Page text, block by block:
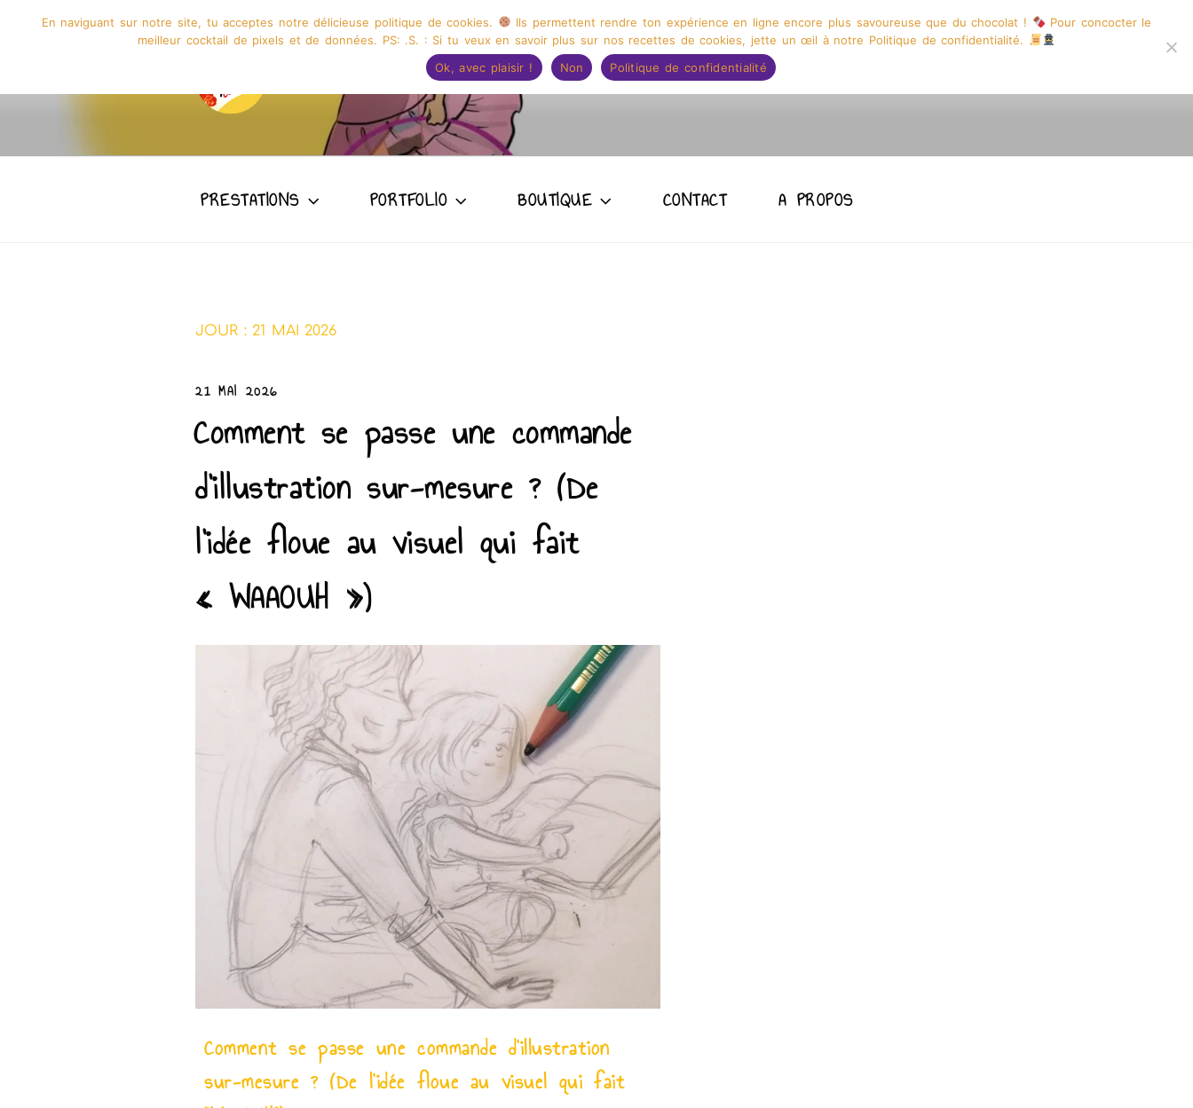
GRAPHISME ILLUSTRATION CAPUCINE DESSINE
PRESTATIONS PORTFOLIO BOUTIQUE CONTACT A PROPOS
JOUR : 21 MAI 2026
21 MAI 2026
Comment se passe une commande
d’illustration sur-mesure ? (De
l’idée floue au visuel qui fait
« WAAOUH »)
Comment se passe une commande d'illustration
sur-mesure ? (De l'idée floue au visuel qui fait
En naviguant sur notre site, tu acceptes notre délicieuse politique de cookies. Ils permettent rendre ton expérience en ligne encore plus savoureuse que du chocolat !
Pour concocter le
meilleur cocktail de pixels et de données. PS: .S. : Si tu veux en savoir plus sur nos recettes de cookies, jette un œil à notre Politique de confidentialité.
Ok, avec plaisir !
Non Politique de confidentialité